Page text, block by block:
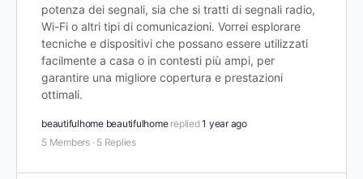
potenza dei segnali, sia che si tratti di segnali radio,
Wi-Fi o altri tipi di comunicazioni. Vorrei esplorare
tecniche e dispositivi che possano essere utilizzati
facilmente a casa o in contesti più ampi, per
garantire una migliore copertura e prestazioni
ottimali.
beautifulhome beautifulhome replied1 year ago
5 Members · 5 Replies